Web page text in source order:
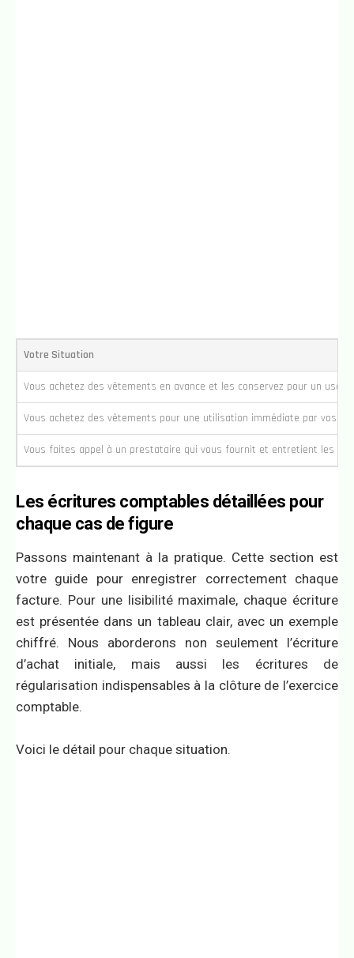
Votre Situation
Vous achetez des vêtements en avance et les conservez pour un
Vous achetez des vêtements pour une utilisation immédiate par vos
Vous faites appel à un prestataire qui vous fournit et entretient les
Les écritures comptables détaillées pour
chaque cas de figure
Passons maintenant à la pratique. Cette section est
votre guide pour enregistrer correctement chaque
facture. Pour une lisibilité maximale, chaque écriture
est présentée dans un tableau clair, avec un exemple
chiffré. Nous aborderons non seulement l’écriture
d’achat initiale, mais aussi les écritures de
régularisation indispensables à la clôture de l’exercice
comptable.
Voici le détail pour chaque situation.